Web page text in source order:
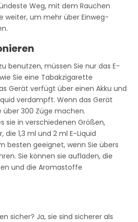
Weg, mit dem Rauchen
weiter, um mehr über Einweg-
benutzen, müssen Sie nur das E-
Sie eine Tabakzigarette
Gerät verfügt über einen Akku und
verdampft. Wenn das Gerät
über 300 Züge machen.
sie in verschiedenen Größen,
die 1,3 ml und 2 ml E-Liquid
besten geeignet, wenn Sie übers
Sie können sie aufladen, die
und die Aromastoffe
sicher? Ja, sie sind sicherer als